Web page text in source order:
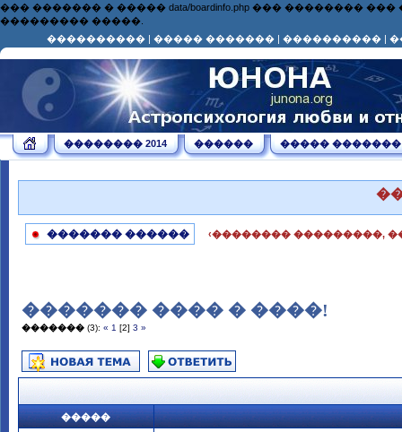
��� ������� � ����� data/boardinfo.php ���
��������� �����.
���������� | ����� ������� | ���������� |
�������� 2014 ������ ����� �������
������� ������ ‹�������� ���������,
������� ���� � ����!
������� (3): « 1 [2] 3 »
�����